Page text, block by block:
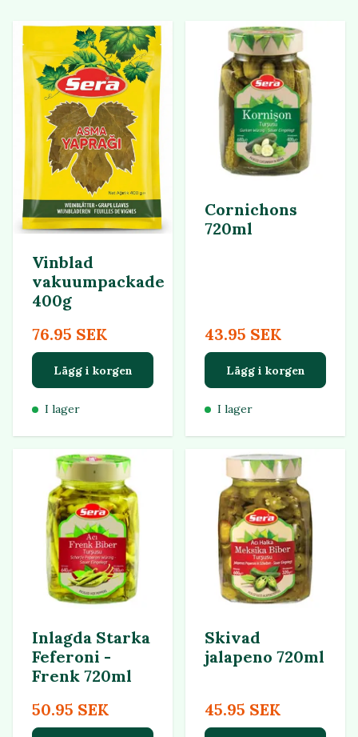
Vinblad
vakuumpackade
400g
76.95 SEK
Lägg i korgen
I lager
Cornichons
720ml
43.95 SEK
Lägg i korgen
I lager
Inlagda Starka
Feferoni -
Frenk 720ml
50.95 SEK
Skivad
jalapeno 720ml
45.95 SEK